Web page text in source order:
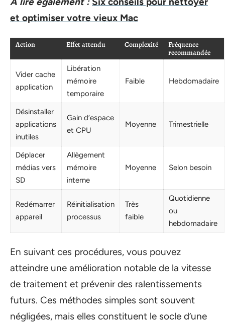
et optimiser votre vieux Mac
Action Effet attendu Complexité
Fréquence
recommandée
Vider cache
application
Libération
mémoire
temporaire
Faible Hebdomadaire
Désinstaller
applications
inutiles
Gain d’espace
et CPU
Moyenne Trimestrielle
Déplacer
médias vers
SD
Allègement
mémoire
interne
Moyenne Selon besoin
Redémarrer
appareil
Réinitialisation
processus
Très
faible
Quotidienne
ou
hebdomadaire
En suivant ces procédures, vous pouvez
atteindre une amélioration notable de la vitesse
de traitement et prévenir des ralentissements
futurs. Ces méthodes simples sont souvent
négligées, mais elles constituent le socle d’une